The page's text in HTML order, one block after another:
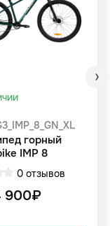
горный
IMP 8
0 отзывов
900₽